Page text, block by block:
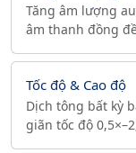
Tăng âm lượng
âm thanh đồng
Tốc độ & Cao độ
Dịch tông bất kỳ
giãn tốc độ